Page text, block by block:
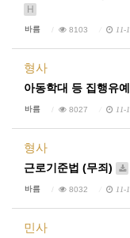
H
바름 8103 11-
형사
아동학대 등 집행유예
바름 8027 11-
형사
근로기준법 (무죄)
바름 8032 11-
민사